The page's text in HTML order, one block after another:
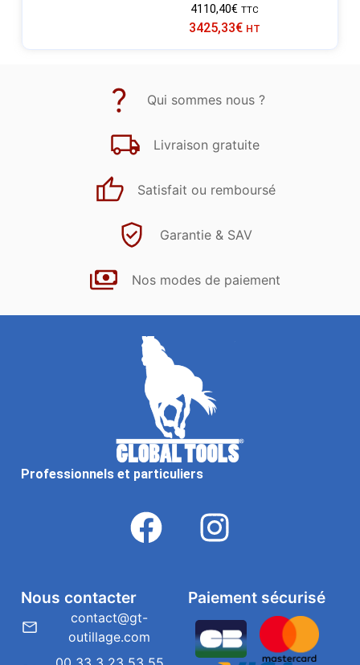
4110,40€ TTC
3425,33€ HT
Qui sommes nous ?
Livraison gratuite
Satisfait ou remboursé
Garantie & SAV
Nos modes de paiement
Professionnels et particuliers
Paiement sécurisé
Nous contacter
contact@gt-
outillage.com